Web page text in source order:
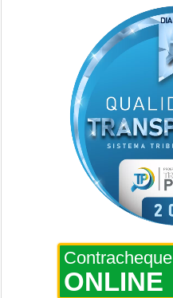
Contracheque
ONLINE